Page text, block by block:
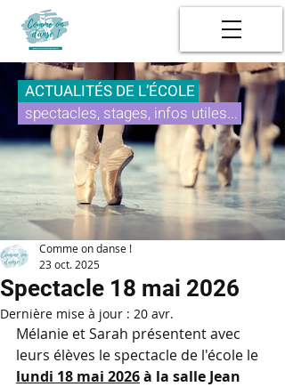
ACTUALITÉS DE L’ÉCOLE
spectacles, stages, infos utiles...
Spectacle 18 mai 2026
Comme on danse !
23 oct. 2025
Dernière mise à jour : 20 avr.
Mélanie et Sarah présentent avec
leurs élèves le spectacle de l'école le
lundi 18 mai 2026 à la salle Jean